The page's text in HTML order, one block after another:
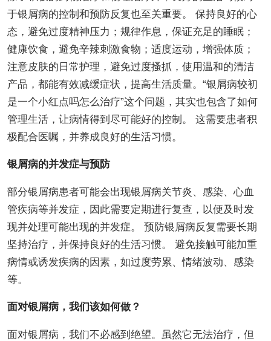
于银屑病的控制和预防反复也至关重要。 保持良好的心
态，避免过度精神压力；规律作息，保证充足的睡眠；
健康饮食，避免辛辣刺激食物；适度运动，增强体质；
注意皮肤的日常护理，避免过度搔抓，使用温和的清洁
产品，都能有效减缓症状，提高生活质量。“银屑病较初
是一个小红点吗怎么治疗”这个问题，其实也包含了如何
管理生活，让病情得到尽可能好的控制。 这需要患者积
极配合医嘱，并养成良好的生活习惯。
银屑病的并发症与预防
部分银屑病患者可能会出现银屑病关节炎、感染、心血
管疾病等并发症，因此需要定期进行复查，以便及时发
现并处理可能出现的并发症。 预防银屑病反复需要长期
坚持治疗，并保持良好的生活习惯。 避免接触可能加重
病情或诱发疾病的因素，如过度劳累、情绪波动、感染
等。
面对银屑病，我们该如何做？
面对银屑病，我们不必感到绝望。虽然它无法治疗，但